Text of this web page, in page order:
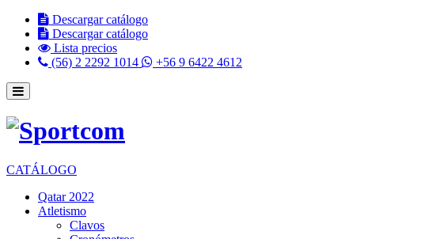
Descargar catálogo
Descargar catálogo
Lista precios
(56) 2 2292 1014
+56 9 6422 4612
CATÁLOGO
Qatar 2022
Atletismo
Clavos